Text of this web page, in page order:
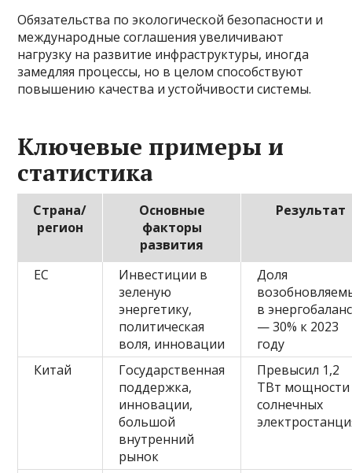
Обязательства по экологической безопасности и
международные соглашения увеличивают
нагрузку на развитие инфраструктуры, иногда
замедляя процессы, но в целом способствуют
повышению качества и устойчивости системы.
Ключевые примеры и
статистика
Страна/
регион
Основные
факторы
развития
Результат
ЕС
Инвестиции в
зеленую
энергетику,
политическая
воля, инновации
Доля
в
— 30% к 2023
году
Китай
Государственная
поддержка,
инновации,
большой
внутренний
рынок
Превысил 1,2
ТВт
солнечных